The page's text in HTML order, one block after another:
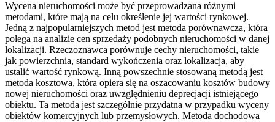
Wycena nieruchomości może być przeprowadzana różnymi
metodami, które mają na celu określenie jej wartości rynkowej.
Jedną z najpopularniejszych metod jest metoda porównawcza, która
polega na analizie cen sprzedaży podobnych nieruchomości w danej
lokalizacji. Rzeczoznawca porównuje cechy nieruchomości, takie
jak powierzchnia, standard wykończenia oraz lokalizacja, aby
ustalić wartość rynkową. Inną powszechnie stosowaną metodą jest
metoda kosztowa, która opiera się na oszacowaniu kosztów budowy
nowej nieruchomości oraz uwzględnieniu deprecjacji istniejącego
obiektu. Ta metoda jest szczególnie przydatna w przypadku wyceny
obiektów komercyjnych lub przemysłowych. Metoda dochodowa